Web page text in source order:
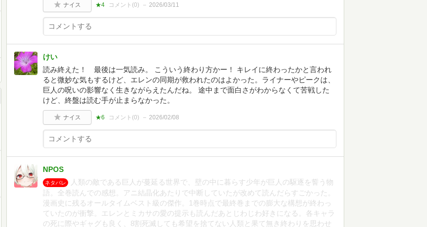
ナイス ★4 コメント(0) 2026/03/11
けい
読み終えた！ 最後は一気読み。 こういう終わり方かー！ キレイに終わったかと言われ
ると微妙な気もするけど、エレンの同期が救われたのはよかった。ライナーやピークは、
巨人の呪いの影響なく生きながらえたんだね。 途中まで面白さがわからなくて苦戦した
けど、終盤は読む手が止まらなかった。
ナイス ★6 コメント(0) 2026/02/08
NPOS
ネタバレ
人類の敵である巨人が蔓延る世界で、壁の中に暮らす少年が巨人の駆逐を誓う物
語。全巻読んでの感想。アニ結晶化あたりで中断していたが改めて読んだらすごかった。
漫画史に残るオールタイムベスト級の傑作。1巻時点で最終巻までの膨大な構想が終わっ
ていたのが衝撃。エレンとミカサの愛の提示も読んだあとじわじわ好きになる。各キャラ
の死に際やギャグも良く、8割死滅しても希望を捨てない人類と果て無き終わりを思わせ